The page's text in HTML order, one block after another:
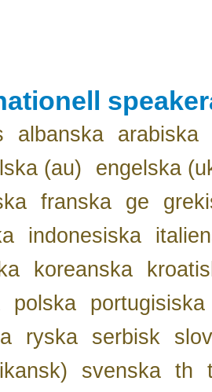
albanska
arabiska
(au)
engelska
franska ge
indonesiska
koreanska
polska
portugisiska
ryska serbisk
svenska th